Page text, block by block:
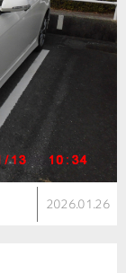
2026.01.26